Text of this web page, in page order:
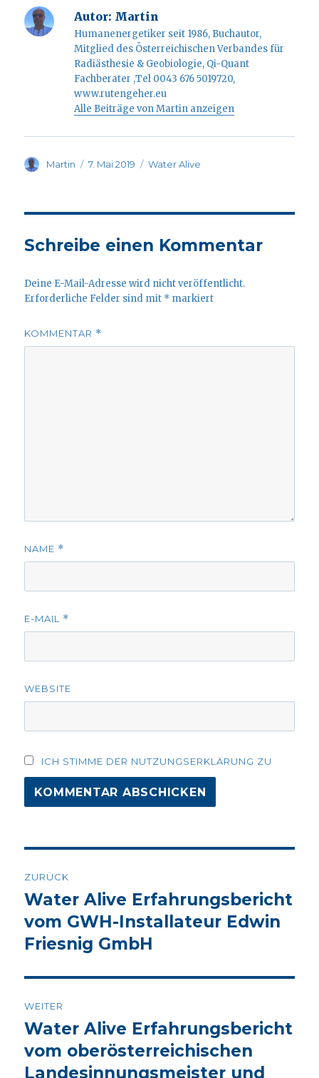
Autor: Martin
Humanenergetiker seit 1986, Buchautor,
Mitglied des Österreichischen Verbandes für
Radiästhesie & Geobiologie, Qi-Quant
Fachberater ,Tel 0043 676 5019720,
www.rutengeher.eu
Alle Beiträge von Martin anzeigen
Autor
Martin
Veröffentlicht
7. Mai 2019 Kategorien
Water Alive
Schreibe einen Kommentar
Deine E-Mail-Adresse wird nicht veröffentlicht.
Erforderliche Felder sind mit * markiert
KOMMENTAR *
NAME *
E-MAIL *
WEBSITE
ICH STIMME DER NUTZUNGSERKLÄRUNG ZU
Navigation
ZURÜCK
Vorheriger
Beitrag:
Water Alive Erfahrungsbericht
vom GWH-Installateur Edwin
Friesnig GmbH
WEITER
Nächster
Beitrag:
Water Alive Erfahrungsbericht
vom oberösterreichischen
Landesinnungsmeister und